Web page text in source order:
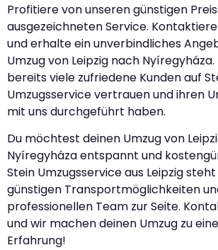
Profitiere von unseren günstigen
ausgezeichneten Service.
und erhalte ein unverbindliches
Umzug von Leipzig nach
bereits viele zufriedene Kunden auf
Umzugsservice vertrauen und ihren
mit uns durchgeführt haben.
Du möchtest deinen Umzug von
Nyíregyháza entspannt und
Stein Umzugsservice aus Leipzig
günstigen Transportmöglichkeiten
professionellen Team zur Seite.
und wir machen deinen Umzug zu
Erfahrung!